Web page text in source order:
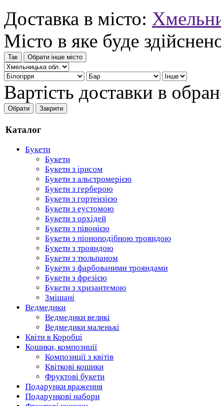
Доставка в місто:
Місто в яке буде
Так Обрати інше місто
Вартість доставки в
Обрати Закрити
Каталог
Букети
Букети
Букети з ірисом
Букети з альстромерією
Букети з герберою
Букети з гортензією
Букети з еустомою
Букети з орхідей
Букети з півонією
Букети з піоноподібною трояндою
Букети з трояндою
Букети з тюльпаном
Букети з фарбованими трояндами
Букети з фрезією
Букети з хризантемою
Змішані
Ведмедики
Ведмедики великі
Ведмедики маленькі
Квіти в Коробці
Кошики, композиції
Композиції з квітів
Квіткові кошики
Фруктові букети
Подарунки враження
Подарункові набори